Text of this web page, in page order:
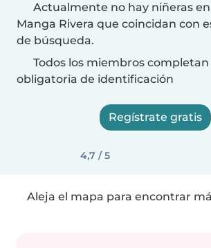
Actualmente no hay niñeras
Manga Rivera que coincidan con
de búsqueda.
Todos los miembros
obligatoria de identificación
Regístrate gratis
4,7 / 5
Aleja el mapa para encontrar